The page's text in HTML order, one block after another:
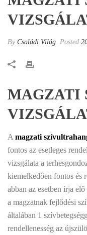
By Családi Világ Posted
MAGZATI
A magzati
fontos az esetleges
vizsgálata a
kiemelkedően fontos és
abban az esetben írja
a magzatnak fejlődési
általában 1
rendellenesség az